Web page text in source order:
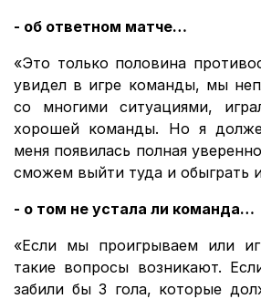
- об ответном матче…
«Это только половина
увидел в игре команды, мы
со многими ситуациями,
хорошей команды. Но я
меня появилась полная
сможем выйти туда и обыграть
- о том не устала ли команда…
«Если мы проигрываем или
такие вопросы возникают.
забили бы 3 гола, которые